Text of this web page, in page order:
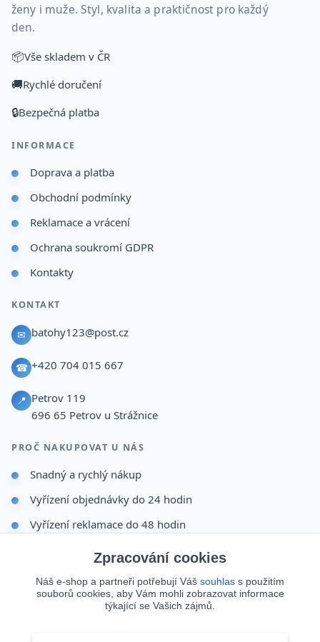
ženy i muže. Styl, kvalita a praktičnost pro každý
den.
📦Vše skladem v ČR
🚚Rychlé doručení
🔒Bezpečná platba
INFORMACE
Doprava a platba
Obchodní podmínky
Reklamace a vrácení
Ochrana soukromí GDPR
Kontakty
KONTAKT
✉ batohy123@post.cz
☎ +420 704 015 667
📍 Petrov 119
696 65 Petrov u Strážnice
PROČ NAKUPOVAT U NÁS
Snadný a rychlý nákup
Vyřízení objednávky do 24 hodin
Vyřízení reklamace do 48 hodin
Dárek po dokončení objednávky
Doprava 65 Kč nad 499 Kč
Zpracování cookies
Náš e-shop a partneři potřebují Váš souhlas s použitím
souborů cookies, aby Vám mohli zobrazovat informace
týkající se Vašich zájmů.